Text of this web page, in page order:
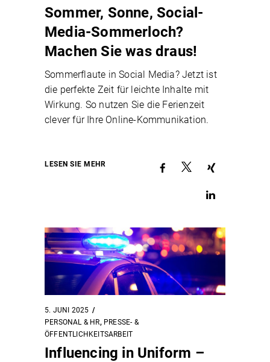
Sommer, Sonne, Social-
Media-Sommerloch?
Machen Sie was draus!
Sommerflaute in Social Media? Jetzt ist
die perfekte Zeit für leichte Inhalte mit
Wirkung. So nutzen Sie die Ferienzeit
clever für Ihre Online-Kommunikation.
LESEN SIE MEHR
5. JUNI 2025
PERSONAL & HR, PRESSE- &
ÖFFENTLICHKEITSARBEIT
Influencing in Uniform –